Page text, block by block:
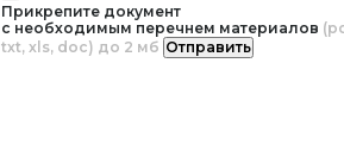
Прикрепите документ
с необходимым перечнем материалов
txt, xls, doc) до 2 мб Отправить